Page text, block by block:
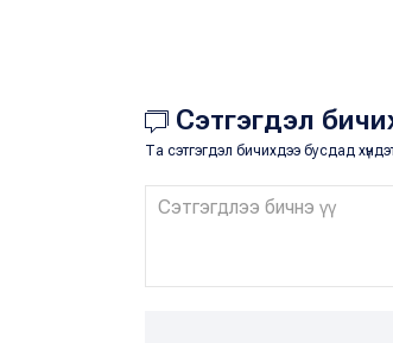
Сэтгэгдэл
Та сэтгэгдэл бичихдээ бусдад